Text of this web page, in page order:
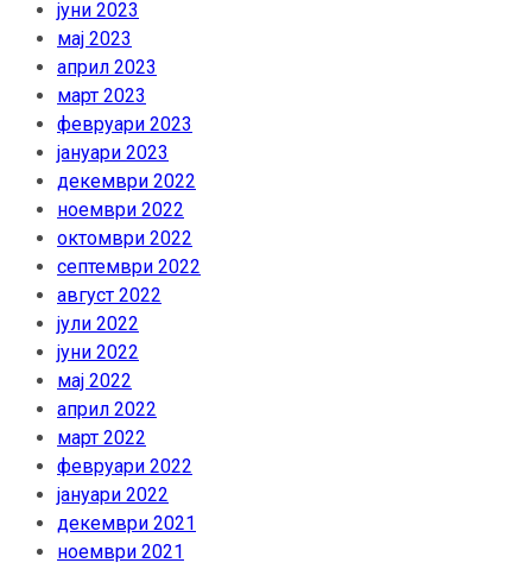
јуни 2023
мај 2023
април 2023
март 2023
февруари 2023
јануари 2023
декември 2022
ноември 2022
октомври 2022
септември 2022
август 2022
јули 2022
јуни 2022
мај 2022
април 2022
март 2022
февруари 2022
јануари 2022
декември 2021
ноември 2021